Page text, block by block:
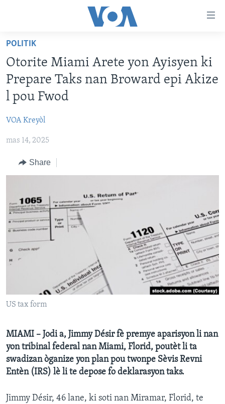
Skip
main
content
Skip
to
main
Navigation
Skip
Search
AMERIK LATIN
VIDEO
FLASHPOINT IKRÈN
Learning English
SUIV NOU
Languages
POLITIK
Otorite Miami Arete yon Ayisyen ki
Prepare Taks nan Broward epi Akize
l pou Fwod
VOA Kreyòl
mas 14, 2025
Share
US tax form
MIAMI – Jodi a, Jimmy Désir fè premye aparisyon li nan
yon tribinal federal nan Miami, Florid, poutèt li ta
swadizan òganize yon plan pou twonpe Sèvis Revni
Entèn (IRS) lè li te depose fo deklarasyon taks.
Jimmy Désir, 46 lane, ki soti nan Miramar, Florid, te